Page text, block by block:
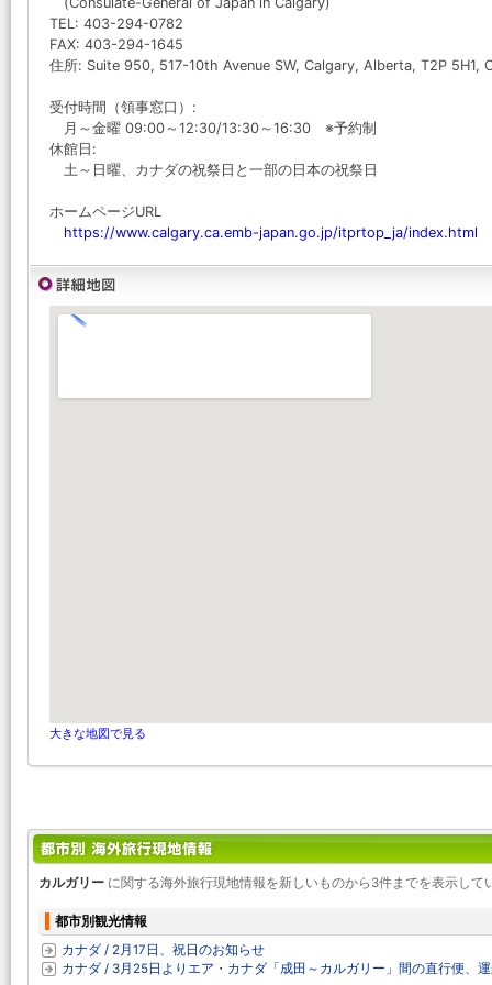
TEL: 403-294-0782
FAX: 403-294-1645
住所: Suite 950, 517-10th Avenue SW, Calgary, Alberta, T2P 5H1,
受付時間（領事窓口）:
月～金曜 09:00～12:30/13:30～16:30 ※予約制
休館日:
土～日曜、カナダの祝祭日と一部の日本の祝祭日
ホームページURL
https://www.calgary.ca.emb-japan.go.jp/itprtop_ja/index.html
大きな地図で見る
カルガリー に関する海外旅行現地情報を新しいものから3件までを表示して
都市別観光情報
カナダ / 2月17日、祝日のお知らせ
カナダ / 3月25日よりエア・カナダ「成田～カルガリー」間の直行便、